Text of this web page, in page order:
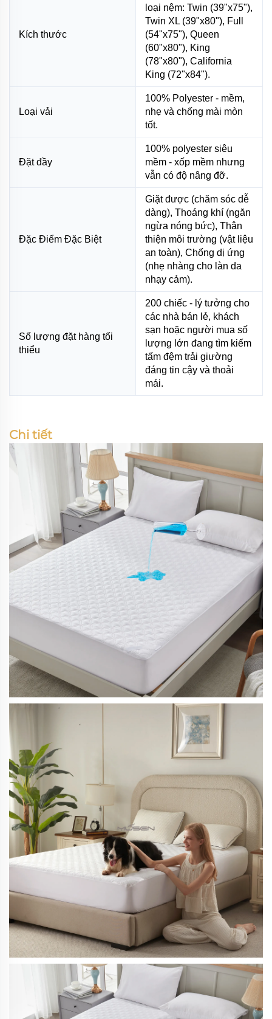
Kích thước
loại nệm: Twin (39"x75"),
Twin XL (39"x80"), Full
(54"x75"), Queen
(60"x80"), King
(78"x80"), California
King (72"x84").
Loại vải
100% Polyester - mềm,
nhẹ và chống mài mòn
tốt.
Đặt đầy
100% polyester siêu
mềm - xốp mềm nhưng
vẫn có độ nâng đỡ.
Đặc Điểm Đặc Biệt
Giặt được (chăm sóc dễ
dàng), Thoáng khí (ngăn
ngừa nóng bức), Thân
thiện môi trường (vật liệu
an toàn), Chống dị ứng
(nhẹ nhàng cho làn da
nhạy cảm).
Số lượng đặt hàng tối
thiểu
200 chiếc - lý tưởng cho
các nhà bán lẻ, khách
sạn hoặc người mua số
lượng lớn đang tìm kiếm
tấm đệm trải giường
đáng tin cậy và thoải
mái.
Chi tiết